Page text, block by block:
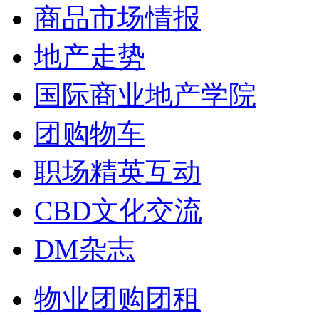
商品市场情报
地产走势
国际商业地产学院
团购物车
职场精英互动
CBD文化交流
DM杂志
物业团购团租